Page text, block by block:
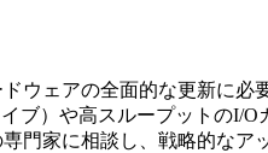
ウェアの全面的な更新に
ブ）や高スループットのI/
門家に相談し、戦略的な